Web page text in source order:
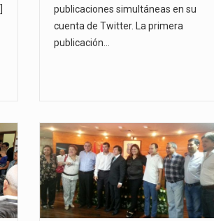
publicaciones simultáneas en su
cuenta de Twitter. La primera
publicación…